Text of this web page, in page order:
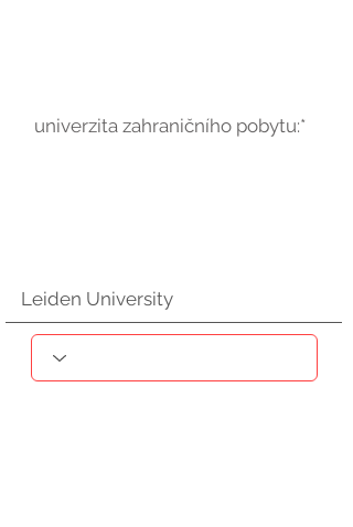
univerzita zahraničního pobytu:*